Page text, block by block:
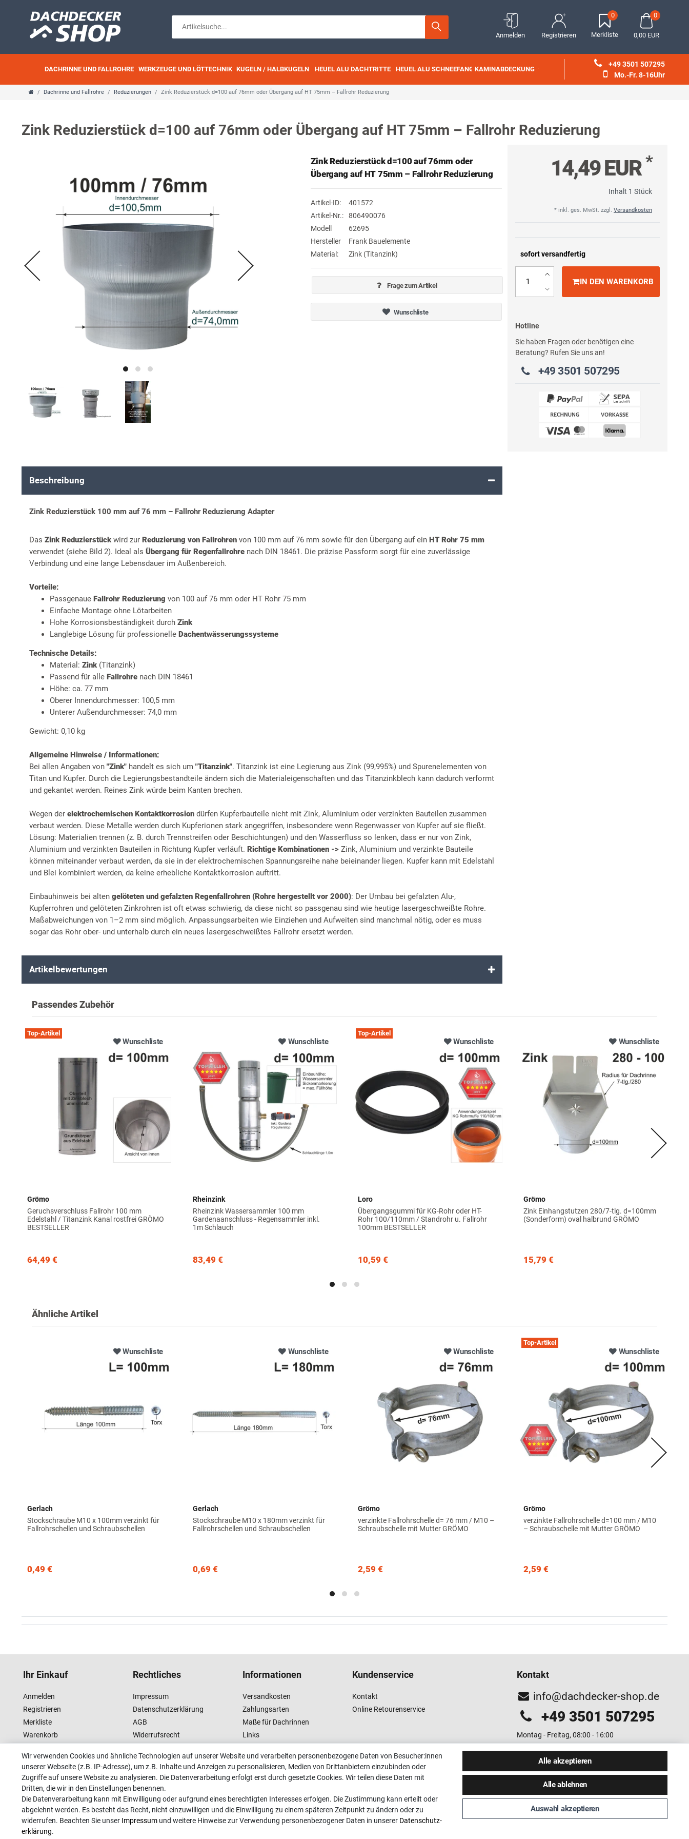
Anmelden Registrieren
0
Merkliste
0
0,00 EUR
DACHRINNE UND FALLROHRE WERKZEUGE UND LÖTTECHNIK KUGELN / HALBKUGELN HEUEL ALU DACHTRITTE HEUEL ALU SCHNEEFANG KAMINABDECKUNG
+49 3501 507295
Mo.-Fr. 8-16Uhr
Dachrinne und Fallrohre Reduzierungen Zink Reduzierstück d=100 auf 76mm oder Übergang auf HT 75mm – Fallrohr Reduzierung
Zink Reduzierstück d=100 auf 76mm oder Übergang auf HT 75mm – Fallrohr Reduzierung
14,49 EUR*
Inhalt 1 Stück
* inkl. ges. MwSt. zzgl. Versandkosten
sofort versandfertig
IN DEN WARENKORB
Hotline
Sie haben Fragen oder benötigen eine
Beratung? Rufen Sie uns an!
+49 3501 507295
Zink Reduzierstück d=100 auf 76mm oder
Übergang auf HT 75mm – Fallrohr Reduzierung
Artikel-ID:
401572
Artikel-Nr.:
806490076
Modell
62695
Hersteller
Frank Bauelemente
Material:
Zink (Titanzink)
Frage zum Artikel
Wunschliste
Beschreibung
Zink Reduzierstück 100 mm auf 76 mm – Fallrohr Reduzierung Adapter
Das Zink Reduzierstückwird zur Reduzierung von Fallrohren von 100 mm auf 76 mm sowie für den Übergang auf ein HT Rohr 75 mm
verwendet (siehe Bild 2). Ideal als Übergang für Regenfallrohre nach DIN 18461. Die präzise Passform sorgt für eine zuverlässige
Verbindung und eine lange Lebensdauer im Außenbereich.
Vorteile:
Passgenaue Fallrohr Reduzierung von 100 auf 76 mm oder HT Rohr 75 mm
Einfache Montage ohne Lötarbeiten
Hohe Korrosionsbeständigkeit durch Zink
Langlebige Lösung für professionelle Dachentwässerungssysteme
Technische Details:
Material: Zink(Titanzink)
Passend für alle Fallrohre nach DIN 18461
Höhe: ca. 77 mm
Oberer Innendurchmesser: 100,5 mm
Unterer Außendurchmesser: 74,0 mm
Gewicht: 0,10 kg
Allgemeine Hinweise / Informationen:
Bei allen Angaben von "Zink" handelt es sich um "Titanzink". Titanzink ist eine Legierung aus Zink (99,995%) und Spurenelementen von
Titan und Kupfer. Durch die Legierungsbestandteile ändern sich die Materialeigenschaften und das Titanzinkblech kann dadurch verformt
und gekantet werden. Reines Zink würde beim Kanten brechen.
Wegen der elektrochemischen Kontaktkorrosion dürfen Kupferbauteile nicht mit Zink, Aluminium oder verzinkten Bauteilen zusammen
verbaut werden. Diese Metalle werden durch Kupferionen stark angegriffen, insbesondere wenn Regenwasser von Kupfer auf sie fließt.
Lösung: Materialien trennen (z. B. durch Trennstreifen oder Beschichtungen) und den Wasserfluss so lenken, dass er nur von Zink,
Aluminium und verzinkten Bauteilen in Richtung Kupfer verläuft. Richtige Kombinationen -> Zink, Aluminium und verzinkte Bauteile
können miteinander verbaut werden, da sie in der elektrochemischen Spannungsreihe nahe beieinander liegen. Kupfer kann mit Edelstahl
und Blei kombiniert werden, da keine erhebliche Kontaktkorrosion auftritt.
Einbauhinweis bei alten gelöteten und gefalzten Regenfallrohren (Rohre hergestellt vor 2000): Der Umbau bei gefalzten Alu-,
Kupferrohren und gelöteten Zinkrohren ist oft etwas schwierig, da diese nicht so passgenau sind wie heutige lasergeschweißte Rohre.
Maßabweichungen von 1–2 mm sind möglich. Anpassungsarbeiten wie Einziehen und Aufweiten sind manchmal nötig, oder es muss
sogar das Rohr ober- und unterhalb durch ein neues lasergeschweißtes Fallrohr ersetzt werden.
Artikelbewertungen
Passendes Zubehör
Wunschliste
Top-Artikel
Grömo
Geruchsverschluss Fallrohr 100 mm
Edelstahl / Titanzink Kanal rostfrei GRÖMO
BESTSELLER
64,49 €
Wunschliste
Rheinzink
Rheinzink Wassersammler 100 mm
Gardenaanschluss - Regensammler inkl.
1m Schlauch
83,49 €
Wunschliste
Top-Artikel
Loro
Übergangsgummi für KG-Rohr oder HT-
Rohr 100/110mm / Standrohr u. Fallrohr
100mm BESTSELLER
10,59 €
Wunschliste
Grömo
Zink Einhangstutzen 280/7-tlg. d=100mm
(Sonderform) oval halbrund GRÖMO
15,79 €
Ähnliche Artikel
Wunschliste
Gerlach
Stockschraube M10 x 100mm verzinkt für
Fallrohrschellen und Schraubschellen
0,49 €
Wunschliste
Gerlach
Stockschraube M10 x 180mm verzinkt für
Fallrohrschellen und Schraubschellen
0,69 €
Wunschliste
Grömo
verzinkte Fallrohrschelle d= 76 mm / M10 –
Schraubschelle mit Mutter GRÖMO
2,59 €
Wunschliste
Top-Artikel
Grömo
verzinkte Fallrohrschelle d=100 mm / M10
– Schraubschelle mit Mutter GRÖMO
2,59 €
Ihr Einkauf
Anmelden
Registrieren
Merkliste
Warenkorb
Rechtliches
Impressum
Datenschutzerklärung
AGB
Widerrufsrecht
Informationen
Versandkosten
Zahlungsarten
Maße für Dachrinnen
Links
Vertrag widerrufen
Kundenservice
Kontakt
Online Retourenservice
Kontakt
info@dachdecker-shop.de
+49 3501 507295
Montag - Freitag, 08:00 - 16:00
dem Mobilfunknetz ggf. abweichend (abhängig vom
Provider).
Wir verwenden Cookies und ähnliche Technologien auf unserer Website und verarbeiten personenbezogene Daten von Besucher:innen
unserer Webseite (z.B. IP-Adresse), um z.B. Inhalte und Anzeigen zu personalisieren, Medien von Drittanbietern einzubinden oder
Zugriffe auf unsere Website zu analysieren. Die Datenverarbeitung erfolgt erst durch gesetzte Cookies. Wir teilen diese Daten mit
Dritten, die wir in den Einstellungen benennen.
Die Datenverarbeitung kann mit Einwilligung oder aufgrund eines berechtigten Interesses erfolgen. Die Zustimmung kann erteilt oder
abgelehnt werden. Es besteht das Recht, nicht einzuwilligen und die Einwilligung zu einem späteren Zeitpunkt zu ändern oder zu
widerrufen. Beachten Sie unser Impressum und weitere Hinweise zur Verwendung personenbezogener Daten in unserer Daten­schutz­
erklärung.
Alle akzeptieren
Alle ablehnen
Auswahl akzeptieren